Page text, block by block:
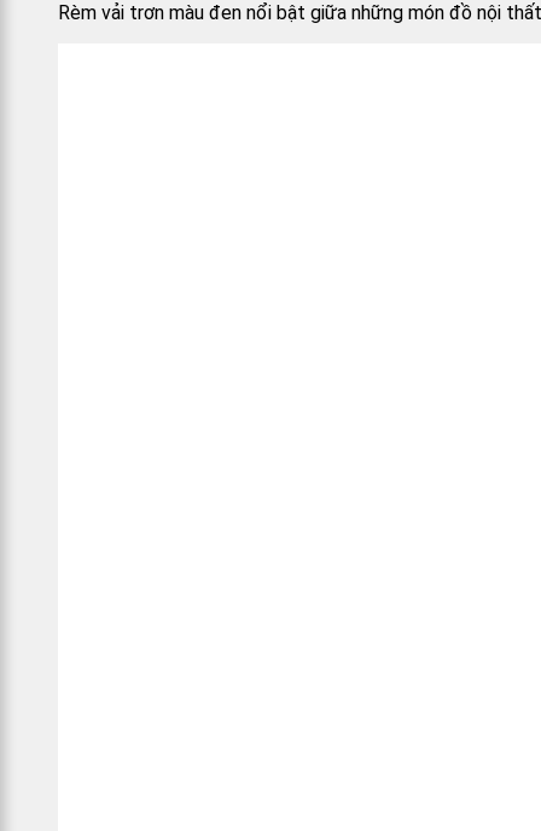
Rèm vải trơn màu đen nổi bật giữa những món đồ nội thất